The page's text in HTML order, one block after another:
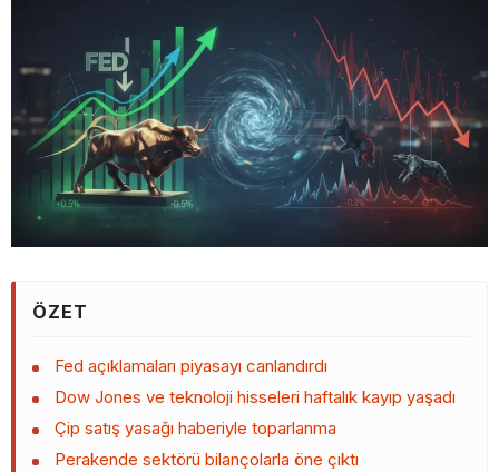
ÖZET
Fed açıklamaları piyasayı canlandırdı
Dow Jones ve teknoloji hisseleri haftalık kayıp yaşadı
Çip satış yasağı haberiyle toparlanma
Perakende sektörü bilançolarla öne çıktı